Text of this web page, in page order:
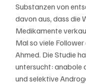
Substanzen von
davon aus, dass die
Medikamente
Mal so viele
Ahmed. Die Studie
untersucht: anabole
und selektive